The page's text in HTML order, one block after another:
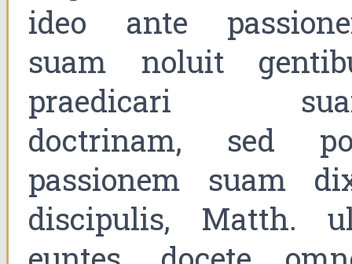
ideo ante
suam noluit
praedicari
doctrinam, sed
passionem suam
discipulis, Matth.